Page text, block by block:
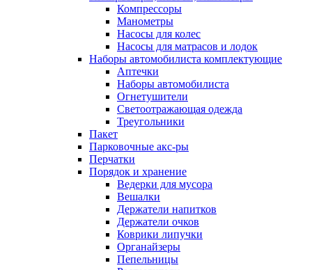
Компрессоры
Манометры
Насосы для колес
Насосы для матрасов и лодок
Наборы автомобилиста комплектующие
Аптечки
Наборы автомобилиста
Огнетушители
Светоотражающая одежда
Треугольники
Пакет
Парковочные акс-ры
Перчатки
Порядок и хранение
Ведерки для мусора
Вешалки
Держатели напитков
Держатели очков
Коврики липучки
Органайзеры
Пепельницы